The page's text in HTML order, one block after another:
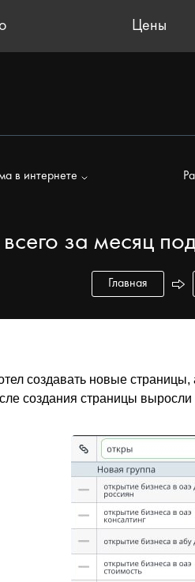
Цены
в интернете
за месяц
Главная
создавать новые
создания страницы